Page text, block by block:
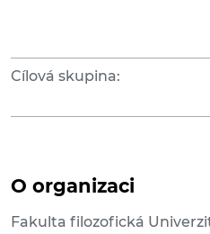
Cílová skupina:
O organizaci
Fakulta filozofická